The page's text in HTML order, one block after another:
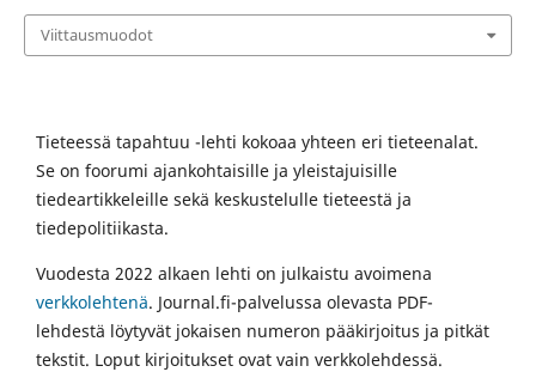
Viittausmuodot
Tieteessä tapahtuu -lehti kokoaa yhteen eri tieteenalat.
Se on foorumi ajankohtaisille ja yleistajuisille
tiedeartikkeleille sekä keskustelulle tieteestä ja
tiedepolitiikasta.
Vuodesta 2022 alkaen lehti on julkaistu avoimena
verkkolehtenä. Journal.fi-palvelussa olevasta PDF-
lehdestä löytyvät jokaisen numeron pääkirjoitus ja pitkät
tekstit. Loput kirjoitukset ovat vain verkkolehdessä.